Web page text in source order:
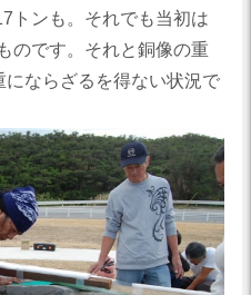
トンも。それでも当初は
のです。それと銅像の重
ならざるを得ない状況で